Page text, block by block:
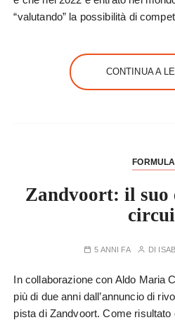
“valutando” la possibilità di
CONTINUA A
Zandvoort: il suo
5 ANNI FA DI
In collaborazione con Aldo Maria
più di due anni dall’annuncio di
pista di Zandvoort. Come